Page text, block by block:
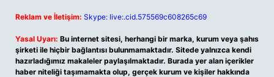
Reklam ve İletişim: Skype: live:.cid.575569c608265c69
Yasal Uyarı: Bu internet sitesi, herhangi bir marka, kurum veya şahıs
şirketi ile hiçbir bağlantısı bulunmamaktadır. Sitede yalnızca kendi
hazırladığımız makaleler paylaşılmaktadır. Burada yer alan içerikler
haber niteliği taşımamakta olup, gerçek kurum ve kişiler hakkında